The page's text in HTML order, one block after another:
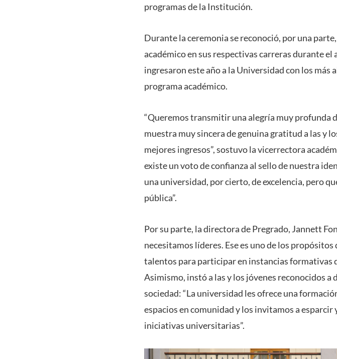
programas de la Institución.
Durante la ceremonia se reconoció, por una
académico en sus respectivas carreras durante
ingresaron este año a la Universidad con los más
programa académico.
“Queremos transmitir una alegría muy profunda
muestra muy sincera de genuina gratitud a las y
mejores ingresos”, sostuvo la vicerrectora
existe un voto de confianza al sello de nuestra
una universidad, por cierto, de excelencia, pero
pública”.
Por su parte, la directora de Pregrado, Jannett
necesitamos líderes. Ese es uno de los
talentos para participar en instancias formativas
Asimismo, instó a las y los jóvenes reconocidos
sociedad: “La universidad les ofrece una
espacios en comunidad y los invitamos a
iniciativas universitarias”.